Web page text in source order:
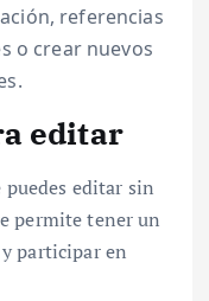
referencias
o crear nuevos
editar
puedes editar sin
permite tener un
participar en